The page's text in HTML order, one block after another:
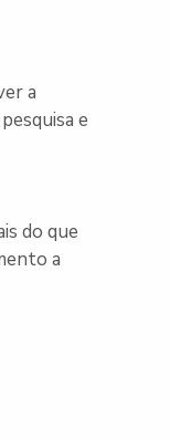
a
e
do que
a